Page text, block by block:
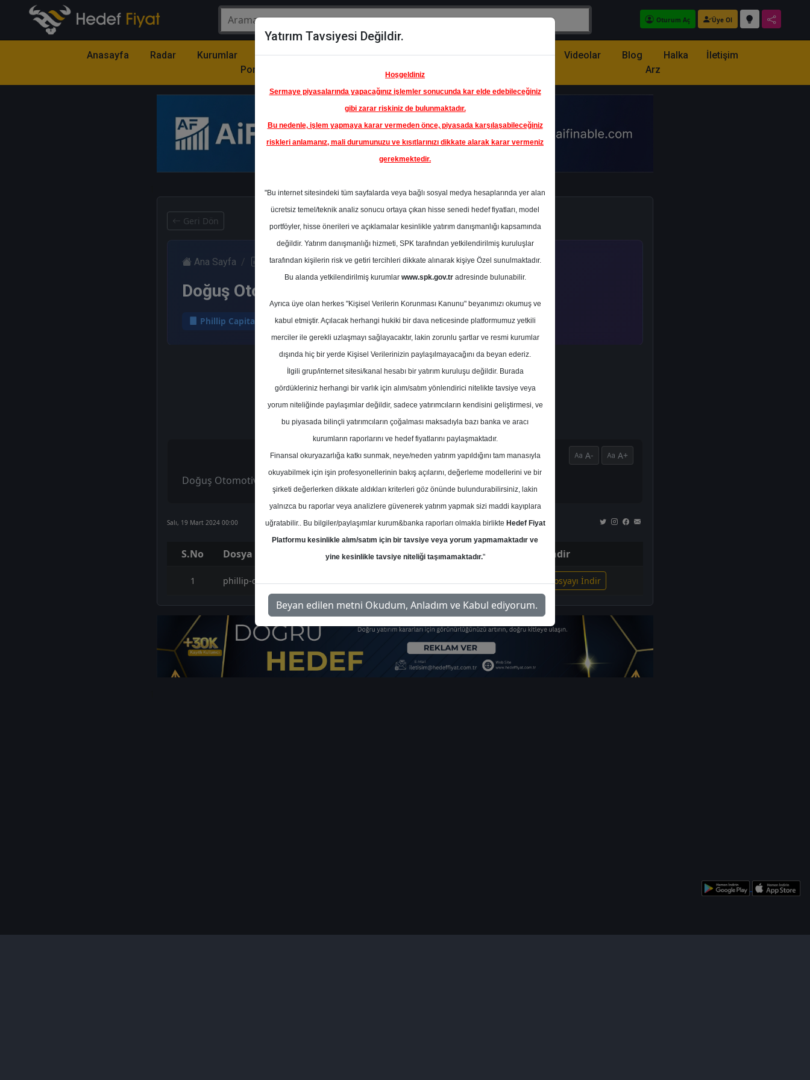
Oturum Aç Üye Ol
Anasayfa Radar Kurumlar
Model
Portföy
Hisse
Öne
Çıkanlar
Raporlar Partnerlerimiz Videolar Blog
Halka
Arz
İletişim
Geri Dön
Ana Sayfa Raporlar Phillip Capital Rapor Detay
Doğuş Otomotiv Raporu
Phillip Capital 19 Mart 2024
A- A+
Doğuş Otomotiv 4.Çeyrek Finansal Değerlendirmesi
Salı, 19 Mart 2024 00:00
S.No Dosya Adı İndir
1 phillip-capital-doas-degerlendirmesi İlgili Dosyayı İndir
Yatırım Tavsiyesi Değildir.
Hoşgeldiniz
Sermaye piyasalarında yapacağınız işlemler sonucunda kar elde edebileceğiniz
gibi zarar riskiniz de bulunmaktadır.
Bu nedenle, işlem yapmaya karar vermeden önce, piyasada karşılaşabileceğiniz
riskleri anlamanız, mali durumunuzu ve kısıtlarınızı dikkate alarak karar vermeniz
gerekmektedir.
"Bu internet sitesindeki tüm sayfalarda veya bağlı sosyal medya hesaplarında yer alan
ücretsiz temel/teknik analiz sonucu ortaya çıkan hisse senedi hedef fiyatları, model
portföyler, hisse önerileri ve açıklamalar kesinlikle yatırım danışmanlığı kapsamında
değildir. Yatırım danışmanlığı hizmeti, SPK tarafından yetkilendirilmiş kuruluşlar
tarafından kişilerin risk ve getiri tercihleri dikkate alınarak kişiye Özel sunulmaktadır.
Bu alanda yetkilendirilmiş kurumlar www.spk.gov.tradresinde bulunabilir.
Ayrıca üye olan herkes "Kişisel Verilerin Korunması Kanunu" beyanımızı okumuş ve
kabul etmiştir. Açılacak herhangi hukiki bir dava neticesinde platformumuz yetkili
merciler ile gerekli uzlaşmayı sağlayacaktır, lakin zorunlu şartlar ve resmi kurumlar
dışında hiç bir yerde Kişisel Verilerinizin paylaşılmayacağını da beyan ederiz.
İlgili grup/internet sitesi/kanal hesabı bir yatırım kuruluşu değildir. Burada
gördükleriniz herhangi bir varlık için alım/satım yönlendirici nitelikte tavsiye veya
yorum niteliğinde paylaşımlar değildir, sadece yatırımcıların kendisini geliştirmesi, ve
bu piyasada bilinçli yatırımcıların çoğalması maksadıyla bazı banka ve aracı
kurumların raporlarını ve hedef fiyatlarını paylaşmaktadır.
Finansal okuryazarlığa katkı sunmak, neye/neden yatırım yapıldığını tam manasıyla
okuyabilmek için işin profesyonellerinin bakış açılarını, değerleme modellerini ve bir
şirketi değerlerken dikkate aldıkları kriterleri göz önünde bulundurabilirsiniz, lakin
yalnızca bu raporlar veya analizlere güvenerek yatırım yapmak sizi maddi kayıplara
uğratabilir.. Bu bilgiler/paylaşımlar kurum&banka raporları olmakla birlikte Hedef Fiyat
Platformu kesinlikle alım/satım için bir tavsiye veya yorum yapmamaktadır ve
yine kesinlikle tavsiye niteliği taşımamaktadır."
Beyan edilen metni Okudum, Anladım ve Kabul ediyorum.